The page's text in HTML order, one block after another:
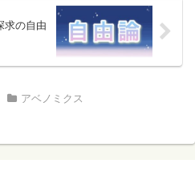
求の自由
アベノミクス